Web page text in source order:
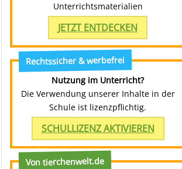
Unterrichtsmaterialien
JETZT ENTDECKEN
Rechtssicher & werbefrei
Nutzung im Unterricht?
Die Verwendung unserer Inhalte in der
Schule ist lizenzpflichtig.
SCHULLIZENZ AKTIVIEREN
Von tierchenwelt.de